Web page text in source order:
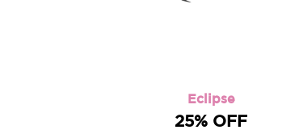
Eclipse
25% OFF